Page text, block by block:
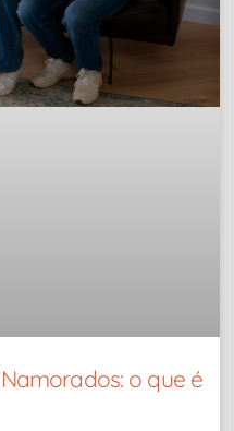
o que é